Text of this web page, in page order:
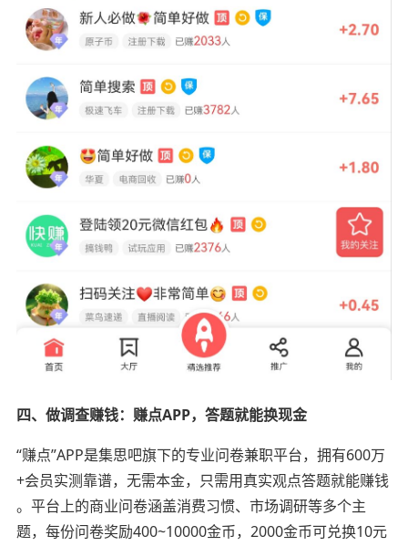
四、做调查赚钱：赚点APP，答题就能换现金
“赚点”APP是集思吧旗下的专业问卷兼职平台，拥有600万
+会员实测靠谱，无需本金，只需用真实观点答题就能赚钱
。平台上的商业问卷涵盖消费习惯、市场调研等多个主
题，每份问卷奖励400~10000金币，2000金币可兑换10元